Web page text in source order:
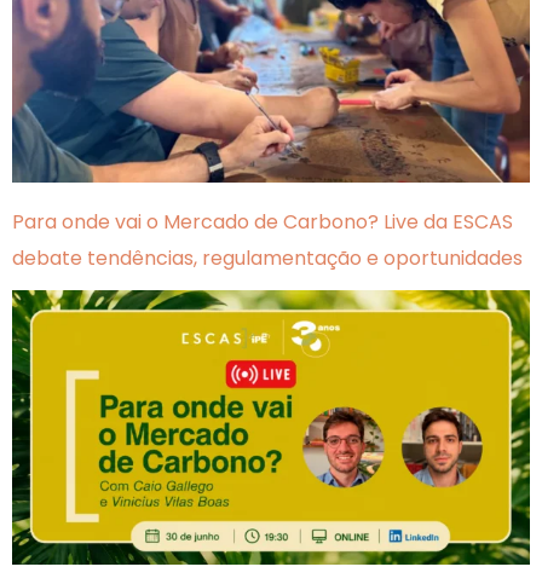
Para onde vai o Mercado de Carbono? Live da ESCAS
debate tendências, regulamentação e oportunidades